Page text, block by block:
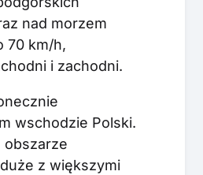
nad morzem
70 km/h,
i zachodni.
wschodzie Polski.
obszarze
z większymi